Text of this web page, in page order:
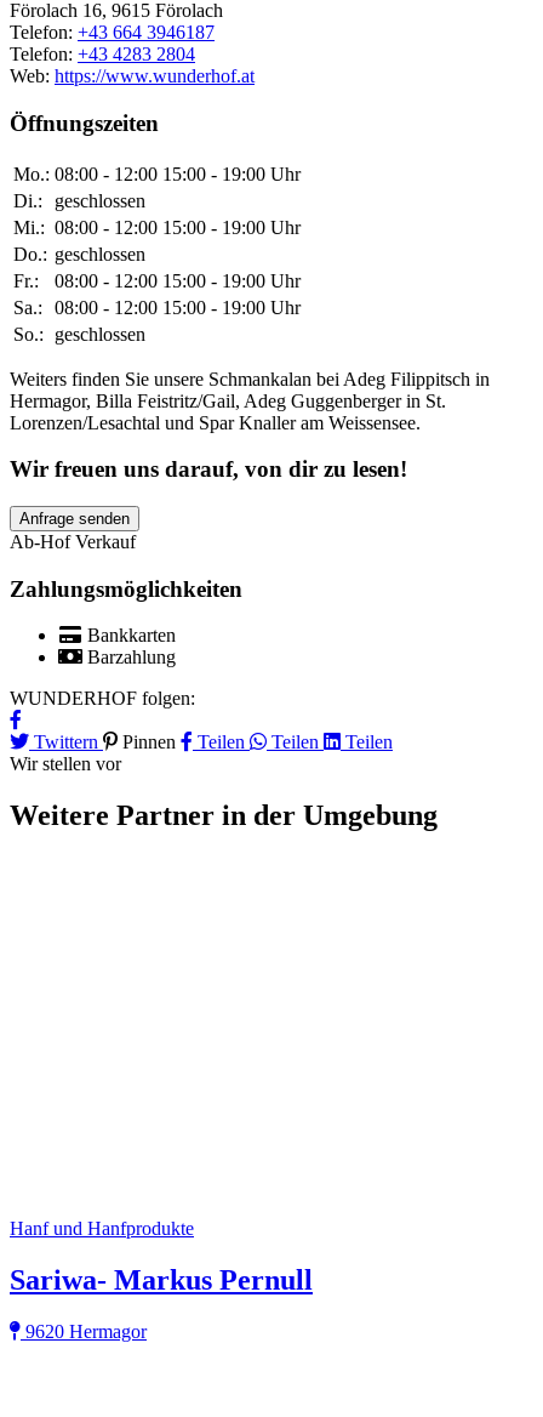
Förolach 16, 9615 Förolach
Telefon: +43 664 3946187
Telefon: +43 4283 2804
Web: https://www.wunderhof.at
Öffnungszeiten
Mo.: 08:00 - 12:00 15:00 - 19:00 Uhr
Di.:
geschlossen
Mi.: 08:00 - 12:00 15:00 - 19:00 Uhr
Do.: geschlossen
Fr.:
08:00 - 12:00 15:00 - 19:00 Uhr
Sa.:
08:00 - 12:00 15:00 - 19:00 Uhr
So.:
geschlossen
Weiters finden Sie unsere Schmankalan bei Adeg Filippitsch in
Hermagor, Billa Feistritz/Gail, Adeg Guggenberger in St.
Lorenzen/Lesachtal und Spar Knaller am Weissensee.
Wir freuen uns darauf, von dir zu lesen!
Anfrage senden
Ab-Hof Verkauf
Zahlungsmöglichkeiten
Bankkarten
Barzahlung
WUNDERHOF folgen:
Twittern Pinnen Teilen Teilen
Teilen
Wir stellen vor
Weitere Partner in der Umgebung
Hanf und Hanfprodukte
Sariwa- Markus Pernull
9620 Hermagor